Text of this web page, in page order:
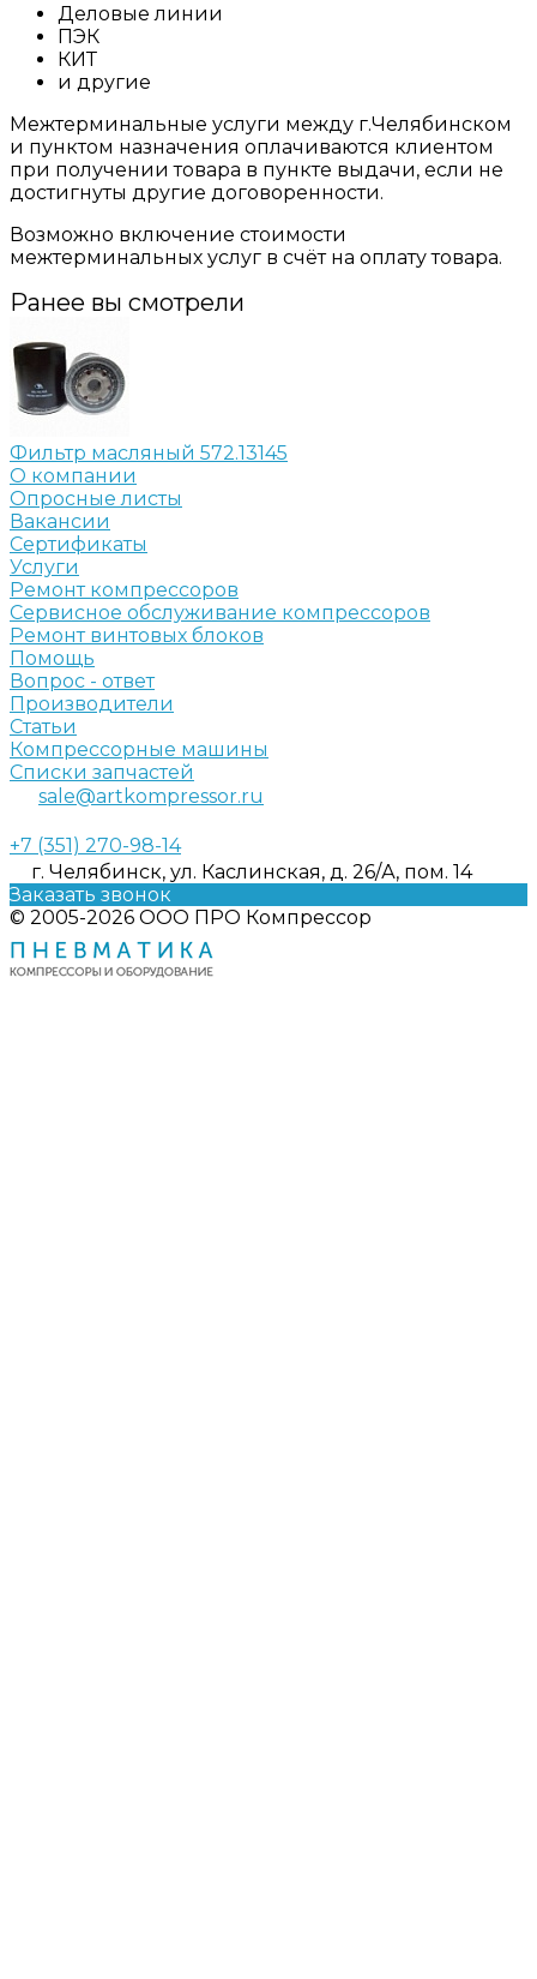
Деловые линии
ПЭК
КИТ
и другие
Межтерминальные услуги между г.Челябинском
и пунктом назначения оплачиваются клиентом
при получении товара в пункте выдачи, если не
достигнуты другие договоренности.
Возможно включение стоимости
межтерминальных услуг в счёт на оплату товара.
Ранее вы смотрели
Фильтр масляный 572.13145
О компании
Опросные листы
Вакансии
Сертификаты
Услуги
Ремонт компрессоров
Сервисное обслуживание компрессоров
Ремонт винтовых блоков
Помощь
Вопрос - ответ
Производители
Статьи
Компрессорные машины
Списки запчастей
sale@artkompressor.ru
+7 (351) 270-98-14
г. Челябинск, ул. Каслинская, д. 26/А, пом. 14
Заказать звонок
© 2005-2026 ООО ПРО Компрессор